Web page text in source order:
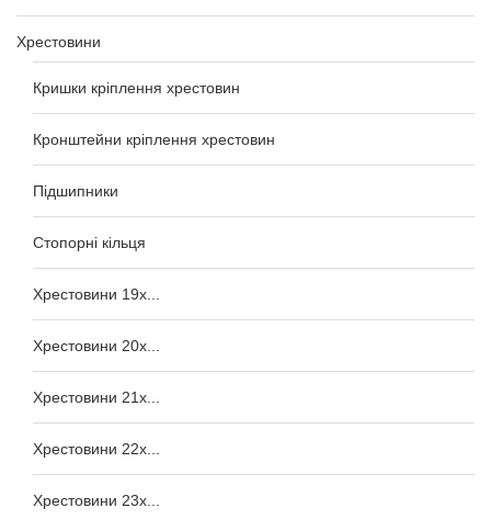
Хрестовини
Кришки кріплення хрестовин
Кронштейни кріплення хрестовин
Підшипники
Стопорні кільця
Хрестовини 19x...
Хрестовини 20x...
Хрестовини 21x...
Хрестовини 22x...
Хрестовини 23x...